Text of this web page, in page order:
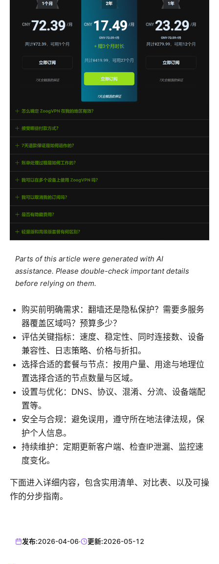
Parts of this article were generated with AI
assistance. Please double-check important details
before relying on them.
购买前明确需求：翻墙还是隐私保护？需要多服务
器覆盖区域吗？预算多少？
评估关键指标：速度、稳定性、同时连接数、设备
兼容性、日志策略、价格与折扣。
选择合适的套餐与节点：按用户量、用途与地理位
置选择合适的节点数量与区域。
设置与优化：DNS、协议、混淆、分流、设备端配
置等。
安全与合规：避免误用，遵守所在地法律法规，保
护个人信息。
持续维护：定期更新客户端、检查IP泄漏、监控速
度变化。
下面进入详细内容，包含实用清单、对比表、以及可操
作的分步指南。
发布:2026-04-06· 更新:2026-05-12